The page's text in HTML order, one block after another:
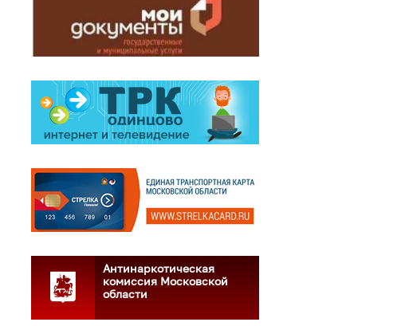
Антинаркотическая
комиссия Московской
области